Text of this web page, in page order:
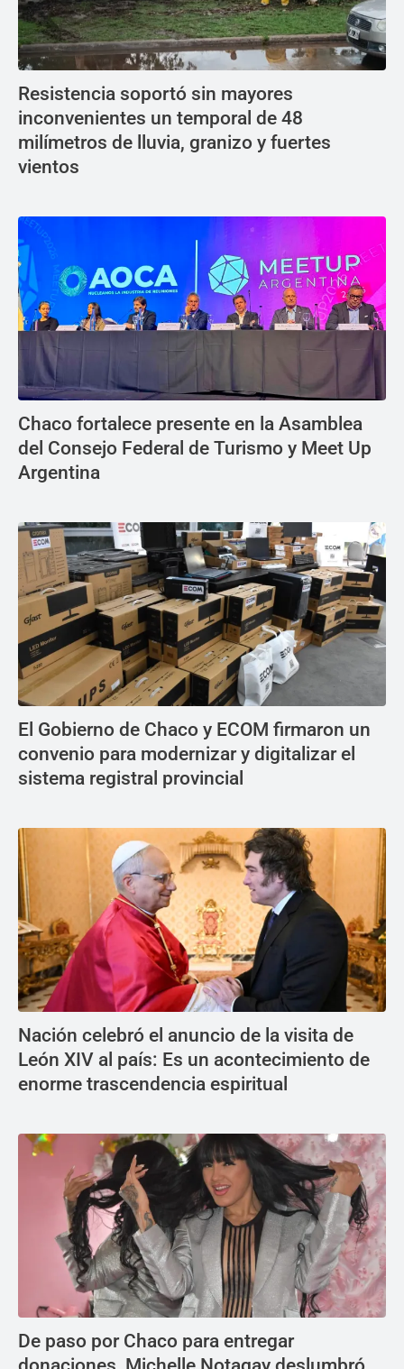
Resistencia soportó sin mayores
inconvenientes un temporal de 48
milímetros de lluvia, granizo y fuertes
vientos
Chaco fortalece presente en la Asamblea
del Consejo Federal de Turismo y Meet Up
Argentina
El Gobierno de Chaco y ECOM firmaron un
convenio para modernizar y digitalizar el
sistema registral provincial
Nación celebró el anuncio de la visita de
León XIV al país: Es un acontecimiento de
enorme trascendencia espiritual
De paso por Chaco para entregar